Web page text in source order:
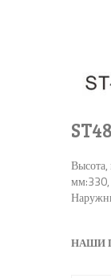
мм:330,
НАШИ